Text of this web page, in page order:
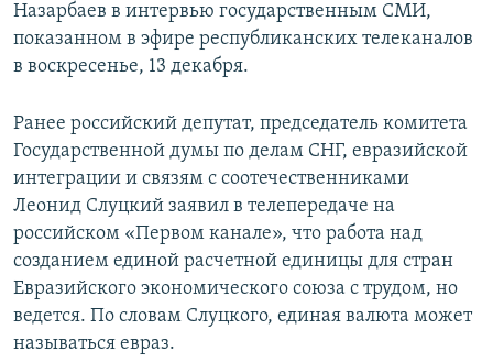
Назарбаев в интервью государственным СМИ,
показанном в эфире республиканских телеканалов
в воскресенье, 13 декабря.
Ранее российский депутат, председатель комитета
Государственной думы по делам СНГ, евразийской
интеграции и связям с соотечественниками
Леонид Слуцкий заявил в телепередаче на
российском «Первом канале», что работа над
созданием единой расчетной единицы для стран
Евразийского экономического союза с трудом, но
ведется. По словам Слуцкого, единая валюта может
называться евраз.